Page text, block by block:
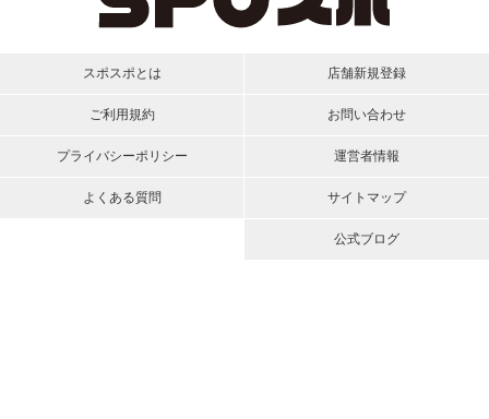
スポスポとは
ご利用規約
プライバシーポリシー
よくある質問
店舗新規登録
お問い合わせ
運営者情報
サイトマップ
公式ブログ